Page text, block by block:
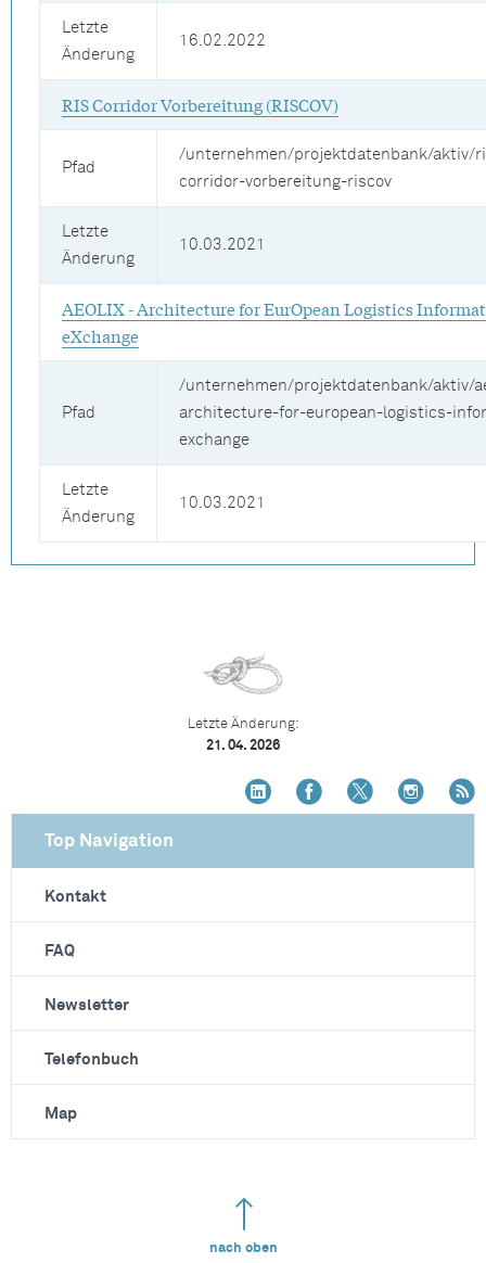
Letzte
Änderung
16.02.2022
RIS Corridor Vorbereitung (RISCOV)
Pfad
/unternehmen/projektdatenbank/aktiv/
corridor-vorbereitung-riscov
Letzte
Änderung
10.03.2021
AEOLIX - Architecture for EurOpean Logistics
eXchange
Pfad
/unternehmen/projektdatenbank/aktiv/
architecture-for-european-logistics-
exchange
Letzte
Änderung
10.03.2021
Letzte Änderung:
21. 04. 2026
Top Navigation
Kontakt
FAQ
Newsletter
Telefonbuch
Map
nach oben